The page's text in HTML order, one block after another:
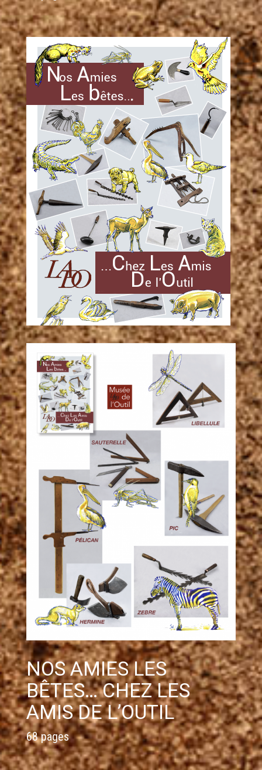
NOS AMIES LES
BÊTES… CHEZ LES
AMIS DE L’OUTIL
68 pages